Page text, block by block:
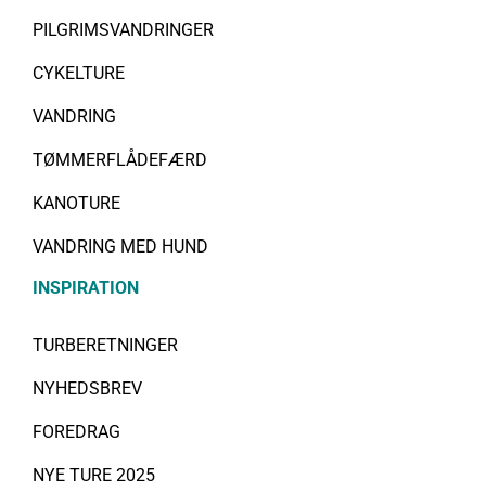
PILGRIMSVANDRINGER
CYKELTURE
VANDRING
TØMMERFLÅDEFÆRD
KANOTURE
VANDRING MED HUND
INSPIRATION
TURBERETNINGER
NYHEDSBREV
FOREDRAG
NYE TURE 2025